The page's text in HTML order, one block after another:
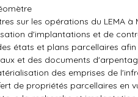
sur les opérations du LEMA à
d'implantations et de
états et plans parcellaires afin
et des documents
des emprises de
de propriétés parcellaires en